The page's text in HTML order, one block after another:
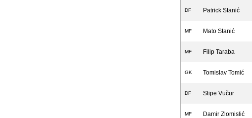
DF Patrick Stanić
MF Mato Stanić
MF Filip Taraba
GK Tomislav Tomić
DF Stipe Vučur
MF Damir Zlomislić